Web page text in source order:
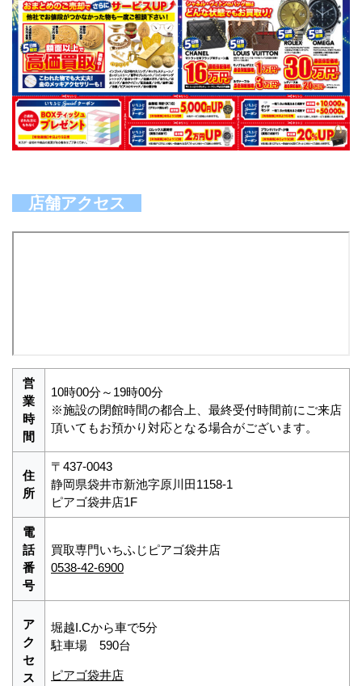
店舗アクセス
営
業
時
間
10時00分～19時00分
※施設の閉館時間の都合上、最終受付時間前にご来店
頂いてもお預かり対応となる場合がございます。
住
所
〒437-0043
静岡県袋井市新池字原川田1158-1
ピアゴ袋井店1F
電
話
番
号
買取専門いちふじピアゴ袋井店
0538-42-6900
ア
ク
セ
ス
堀越I.Cから車で5分
駐車場 590台
ピアゴ袋井店